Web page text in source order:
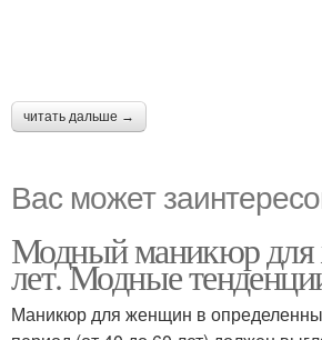
читать дальше →
Вас может
Модный маникюр
лет. Модные
Маникюр для женщин в